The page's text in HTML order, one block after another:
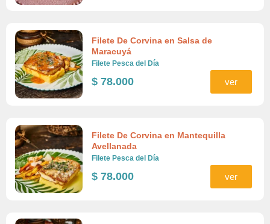
Filete De Corvina en Salsa de
Maracuyá
Filete Pesca del Día
$ 78.000 ver
Filete De Corvina en Mantequilla
Avellanada
Filete Pesca del Día
$ 78.000 ver